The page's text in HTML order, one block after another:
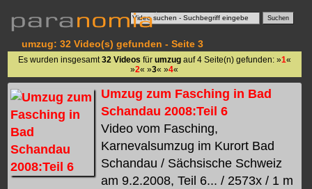
umzug: 32 Video(s) gefunden - Seite 3
Es wurden insgesamt 32 Videos für umzugauf 4 Seite(n) gefunden: »1«
»2« »3« »4«
Umzug zum Fasching in Bad
Schandau 2008:Teil 6
Video vom Fasching,
Karnevalsumzug im Kurort Bad
Schandau / Sächsische Schweiz
am 9.2.2008, Teil 6... / 2573x / 1 m